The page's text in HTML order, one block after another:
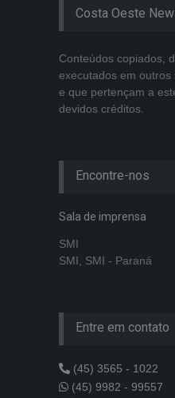
Costa Oeste
Conteúdos copiados,
executados em outros
e que pertençam a
devidos créditos.
Encontre-nos
Sala de imprensa
SMI
SMI, SMI - Paraná
Entre em contato
(45) 3565 - 1022
(45) 9982 - 99557